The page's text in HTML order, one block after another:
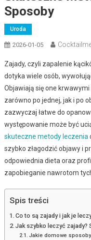
Sposoby
Uroda
2026-01-05
Zajady, czyli zapalenie
dotyka wiele osób,
Objawiają się one
zarówno po jednej, jak i po
zazwyczaj łatwe do
występowanie może być
skuteczne metody leczenia
szybko złagodzić objawy i
odpowiednia dieta oraz
zapobieganie nawrotom
Spis treści
Co to są zajady i jak je
Jak szybko leczyć zajady?
Jakie domowe